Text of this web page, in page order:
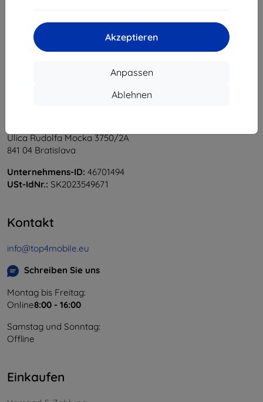
Akzeptieren
Anpassen
Ablehnen
1
Ulica Rudolfa Mocka 3750/2A
841 04 Bratislava
Unternehmens-ID: 46701494
USt-IdNr.: SK2023549671
Kontakt
info@top4mobile.eu
Schreiben Sie uns
Montag bis Freitag:
Online8:00 - 16:00
Samstag und Sonntag:
Offline
Einkaufen